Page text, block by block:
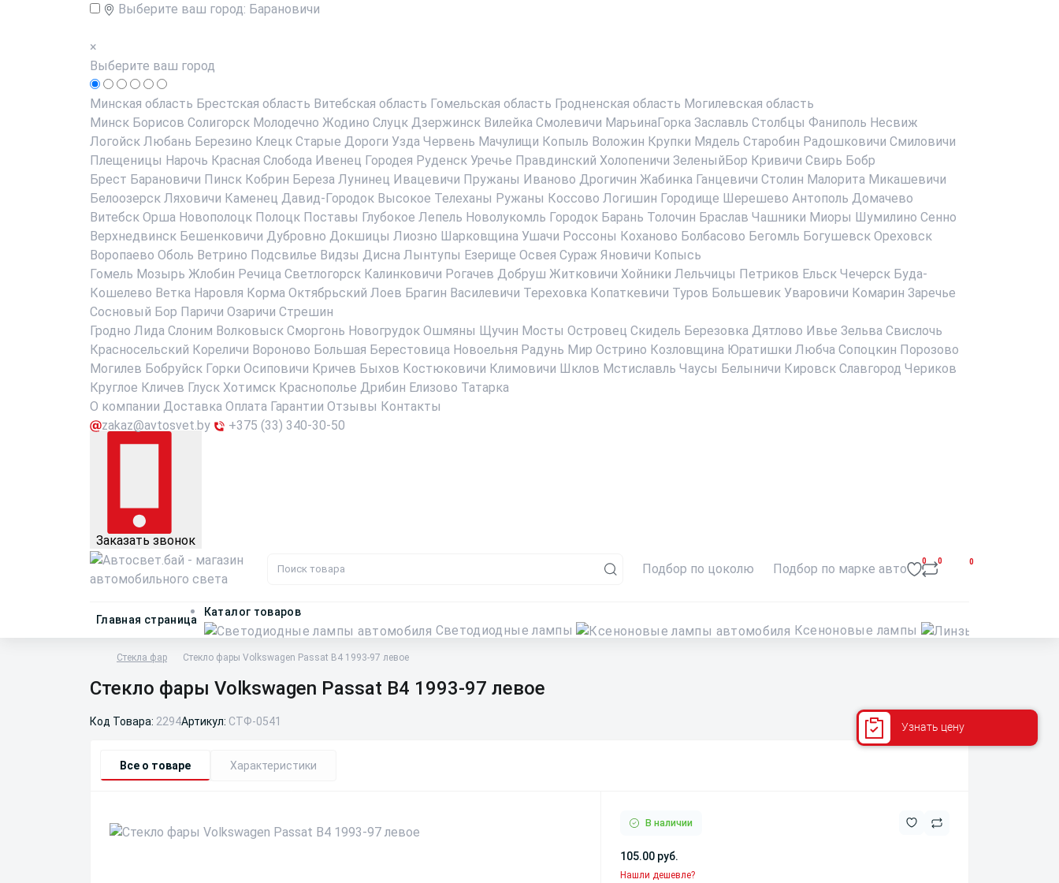
Выберите ваш город: Барановичи
×
Выберите ваш город
Минская область Брестская область Витебская область Гомельская область Гродненская область Могилевская область
Минск Борисов Солигорск Молодечно Жодино Слуцк Дзержинск Вилейка Смолевичи МарьинаГорка Заславль Столбцы Фаниполь Несвиж
Логойск Любань Березино Клецк Старые Дороги Узда Червень Мачулищи Копыль Воложин Крупки Мядель Старобин Радошковичи Смиловичи
Плещеницы Нарочь Красная Слобода Ивенец Городея Руденск Уречье Правдинский Холопеничи ЗеленыйБор Кривичи Свирь Бобр
Брест Барановичи Пинск Кобрин Береза Лунинец Ивацевичи Пружаны Иваново Дрогичин Жабинка Ганцевичи Столин Малорита Микашевичи
Белоозерск Ляховичи Каменец Давид-Городок Высокое Телеханы Ружаны Коссово Логишин Городище Шерешево Антополь Домачево
Витебск Орша Новополоцк Полоцк Поставы Глубокое Лепель Новолукомль Городок Барань Толочин Браслав Чашники Миоры Шумилино Сенно
Верхнедвинск Бешенковичи Дубровно Докшицы Лиозно Шарковщина Ушачи Россоны Коханово Болбасово Бегомль Богушевск Ореховск
Воропаево Оболь Ветрино Подсвилье Видзы Дисна Лынтупы Езерище Освея Сураж Яновичи Копысь
Гомель Мозырь Жлобин Речица Светлогорск Калинковичи Рогачев Добруш Житковичи Хойники Лельчицы Петриков Ельск Чечерск Буда-
Кошелево Ветка Наровля Корма Октябрьский Лоев Брагин Василевичи Тереховка Копаткевичи Туров Большевик Уваровичи Комарин Заречье
Сосновый Бор Паричи Озаричи Стрешин
Гродно Лида Слоним Волковыск Сморгонь Новогрудок Ошмяны Щучин Мосты Островец Скидель Березовка Дятлово Ивье Зельва Свислочь
Красносельский Кореличи Вороново Большая Берестовица Новоельня Радунь Мир Острино Козловщина Юратишки Любча Сопоцкин Порозово
Могилев Бобруйск Горки Осиповичи Кричев Быхов Костюковичи Климовичи Шклов Мстиславль Чаусы Белыничи Кировск Славгород Чериков
Круглое Кличев Глуск Хотимск Краснополье Дрибин Елизово Татарка
О компании Доставка Оплата Гарантии Отзывы Контакты
zakaz@avtosvet.by
+375 (33) 340-30-50
Заказать звонок
Подбор по цоколю
Подбор по марке авто 0 0 0
Главная страница
Каталог товаров
Светодиодные лампы Ксеноновые лампы
Стекла фар Стекло фары Volkswagen Passat B4 1993-97 левое
Стекло фары Volkswagen Passat B4 1993-97 левое
Код Товара: 2294Артикул: СТФ-0541
Все о товаре Характеристики
В наличии
105.00 руб.
Нашли дешевле?
Узнать цену